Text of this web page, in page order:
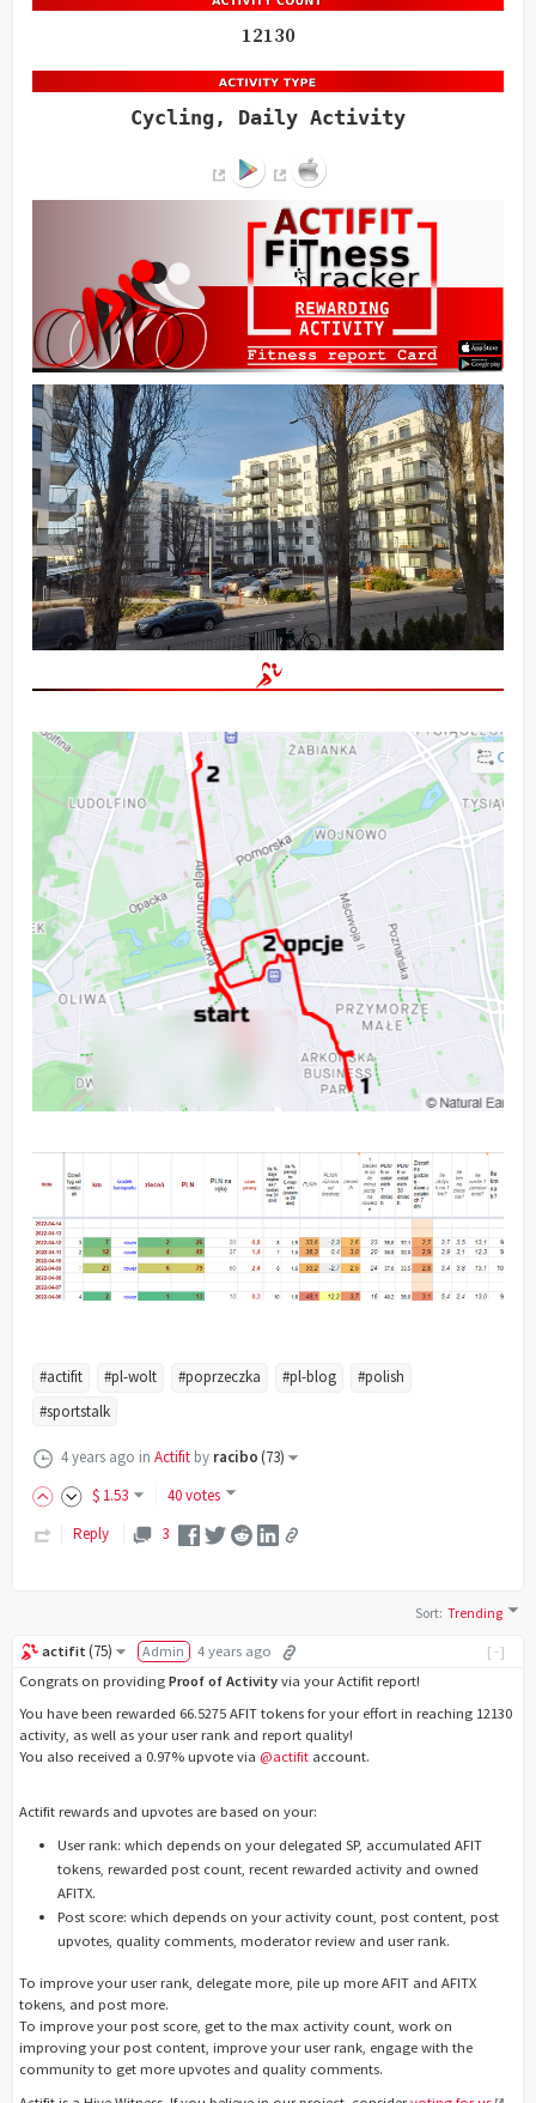
12130
Cycling, Daily Activity
#actifit #pl-wolt #poprzeczka #pl-blog
#polish
#sportstalk
4 years ago in Actifit by racibo(73)
$ 1.53
40 votes
Reply
3
Sort:Trending
[-]
actifit (75) Admin
4 years ago
Congrats on providing Proof of Activity via your Actifit report!
You have been rewarded 66.5275 AFIT tokens for your effort in reaching 12130
activity, as well as your user rank and report quality!
You also received a 0.97% upvote via @actifit account.
Actifit rewards and upvotes are based on your:
User rank: which depends on your delegated SP, accumulated AFIT
tokens, rewarded post count, recent rewarded activity and owned
AFITX.
Post score: which depends on your activity count, post content, post
upvotes, quality comments, moderator review and user rank.
To improve your user rank, delegate more, pile up more AFIT and AFITX
tokens, and post more.
To improve your post score, get to the max activity count, work on
improving your post content, improve your user rank, engage with the
community to get more upvotes and quality comments.